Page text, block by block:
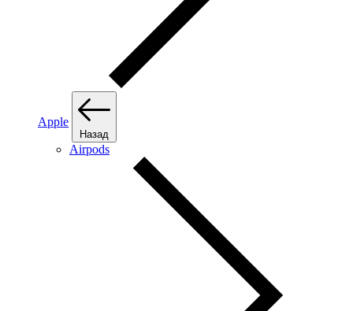
Apple
Назад
Airpods